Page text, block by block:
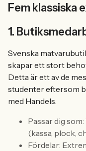
Fem klassiska
1.
Svenska
skapar ett stort
Detta är ett av de
studenter eftersom
med Handels.
Passar dig
(kassa, plock,
Fördelar: